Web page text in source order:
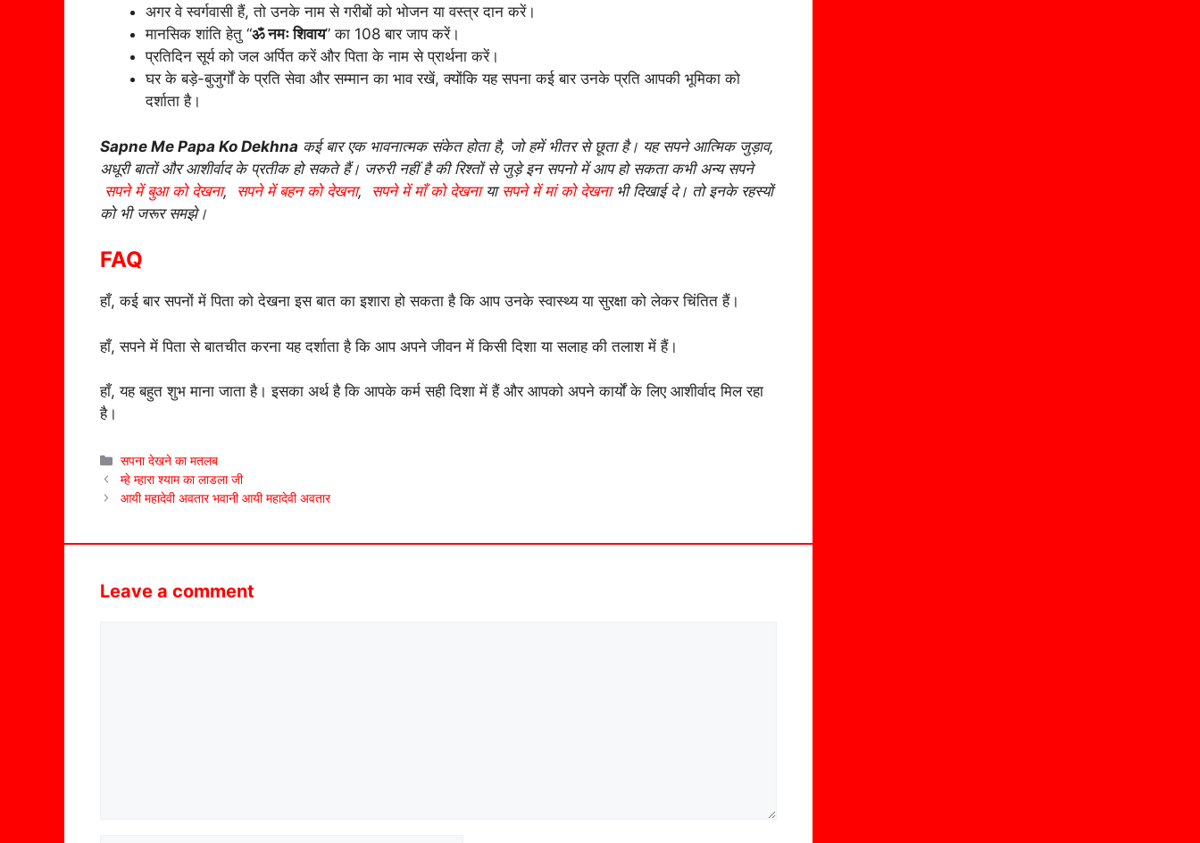
अगर वे स्वर्गवासी हैं, तो उनके नाम से गरीबों को भोजन या वस्त्र दान करें।
मानसिक शांति हेतु “ॐ नमः शिवाय” का 108 बार जाप करें।
प्रतिदिन सूर्य को जल अर्पित करें और पिता के नाम से प्रार्थना करें।
घर के बड़े-बुजुर्गों के प्रति सेवा और सम्मान का भाव रखें, क्योंकि यह सपना कई बार उनके प्रति आपकी भूमिका को
दर्शाता है।
Sapne Me Papa Ko Dekhna कई बार एक भावनात्मक संकेत होता है, जो हमें भीतर से छूता है। यह सपने आत्मिक जुड़ाव,
अधूरी बातों और आशीर्वाद के प्रतीक हो सकते हैं। जरुरी नहीं है की रिश्तों से जुड़े इन सपनो में आप हो सकता कभी अन्य सपने
सपने में बुआ को देखना, सपने में बहन को देखना, सपने में माँ को देखनाया सपने में मां को देखनाभी दिखाई दे। तो इनके रहस्यों
को भी जरूर समझे।
FAQ
हाँ, कई बार सपनों में पिता को देखना इस बात का इशारा हो सकता है कि आप उनके स्वास्थ्य या सुरक्षा को लेकर चिंतित हैं।
हाँ, सपने में पिता से बातचीत करना यह दर्शाता है कि आप अपने जीवन में किसी दिशा या सलाह की तलाश में हैं।
हाँ, यह बहुत शुभ माना जाता है। इसका अर्थ है कि आपके कर्म सही दिशा में हैं और आपको अपने कार्यों के लिए आशीर्वाद मिल रहा
है।
Categories
सपना देखने का मतलब
म्हे म्हारा श्याम का लाडला जी
आयी महादेवी अवतार भवानी आयी महादेवी अवतार
Leave a comment